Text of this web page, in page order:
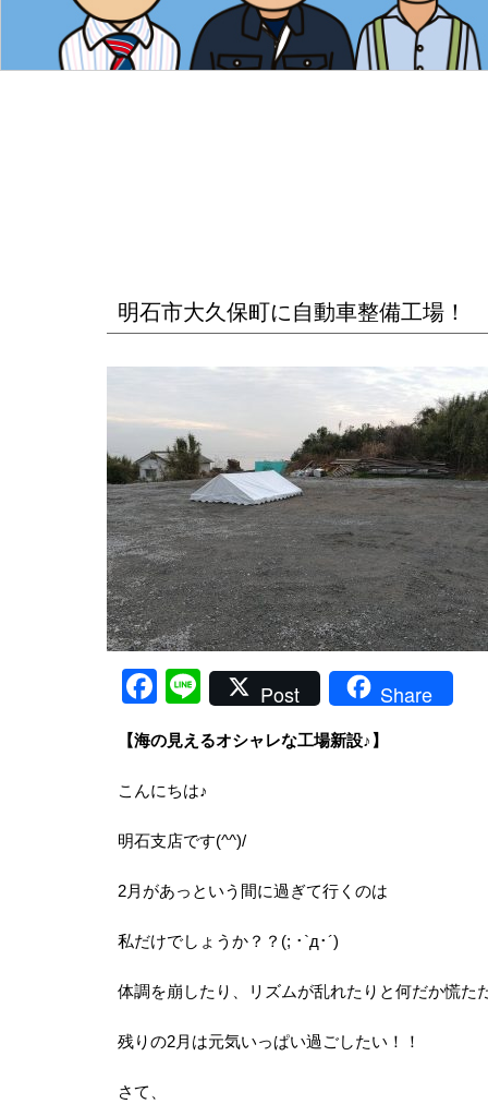
明石市大久保町に自動車整備工場！
Facebook
LinePost Share
【海の見えるオシャレな工場新設♪】
こんにちは♪
明石支店です(^^)/
2月があっという間に過ぎて行くのは
私だけでしょうか？？(; ･`д･´)
体調を崩したり、リズムが乱れたりと何だか慌た
残りの2月は元気いっぱい過ごしたい！！
さて、